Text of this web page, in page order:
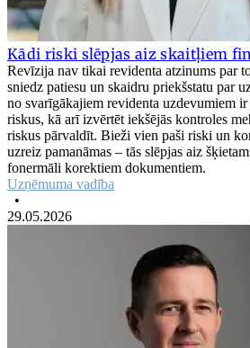
Kādi riski slēpjas aiz skaitļiem
Revīzija nav tikai revidenta atzinums par
sniedz patiesu un skaidru priekšstatu par
no svarīgākajiem revidenta uzdevumiem
riskus, kā arī izvērtēt iekšējās kontroles
riskus pārvaldīt. Bieži vien paši riski un
uzreiz pamanāmas – tās slēpjas aiz
fonermāli korektiem dokumentiem.
Uzņēmuma vadība
•
29.05.2026